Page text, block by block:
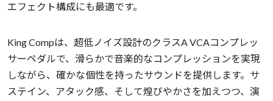
エフェクト構成にも最適です。
King Compは、超低ノイズ設計のクラスA VCAコンプレッ
サーペダルで、滑らかで音楽的なコンプレッションを実現
しながら、確かな個性を持ったサウンドを提供します。サ
ステイン、アタック感、そして煌びやかさを加えつつ、演